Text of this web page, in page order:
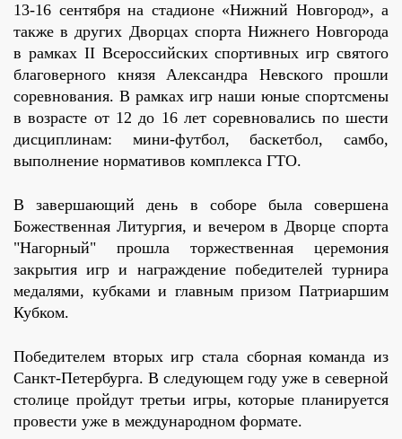
13-16 сентября на стадионе «Нижний Новгород», а
также в других Дворцах спорта Нижнего Новгорода
в рамках II Всероссийских спортивных игр святого
благоверного князя Александра Невского прошли
соревнования. В рамках игр наши юные спортсмены
в возрасте от 12 до 16 лет соревновались по шести
дисциплинам: мини-футбол, баскетбол, самбо,
выполнение нормативов комплекса ГТО.
В завершающий день в соборе была совершена
Божественная Литургия, и вечером в Дворце спорта
"Нагорный" прошла торжественная церемония
закрытия игр и награждение победителей турнира
медалями, кубками и главным призом Патриаршим
Кубком.
Победителем вторых игр стала сборная команда из
Санкт-Петербурга. В следующем году уже в северной
столице пройдут третьи игры, которые планируется
провести уже в международном формате.